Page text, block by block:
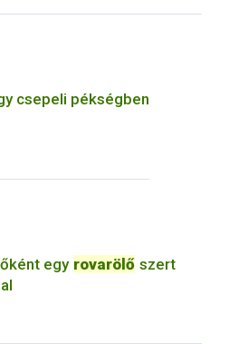
csepeli pékségben
egy rovarölő szert